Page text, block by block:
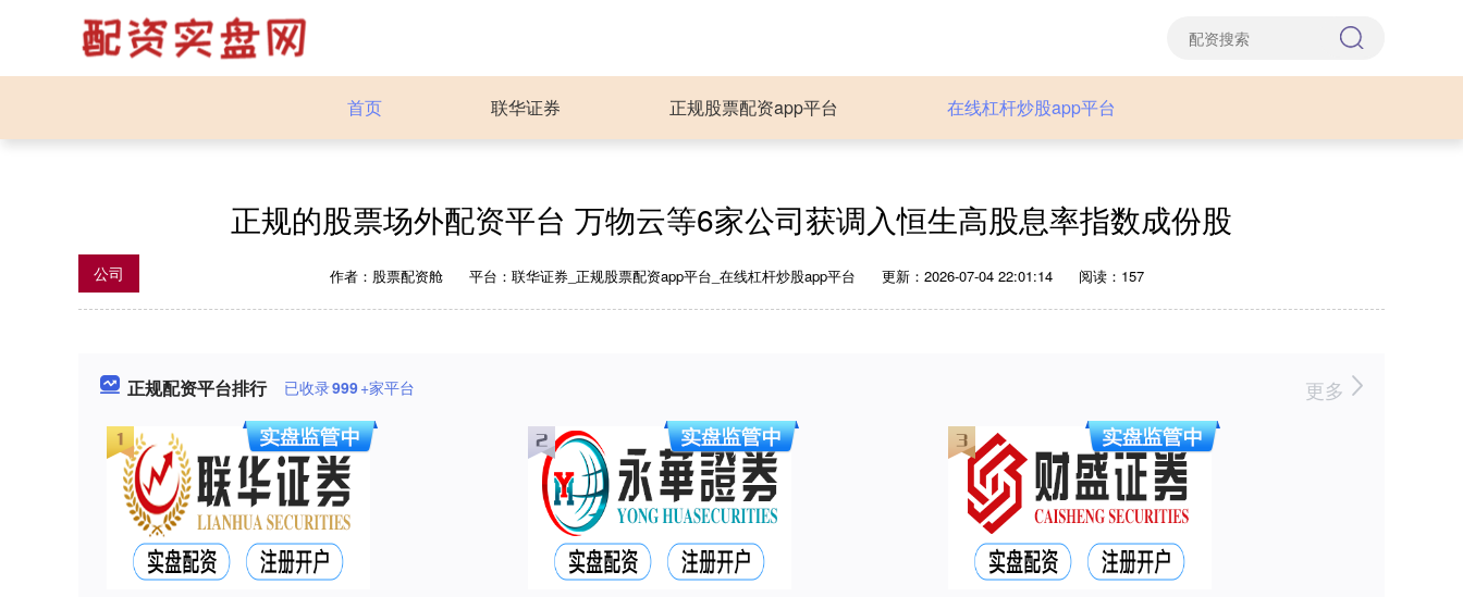
首页 联华证券 正规股票配资app平台 在线杠杆炒股app平台
正规的股票场外配资平台 万物云等6家公司获调入恒生高股息率指数成份股
公司 作者：股票配资舱 平台：联华证券_正规股票配资app平台_在线杠杆炒股app平台 更新：2026-07-04 22:01:14 阅读：157
正规配资平台排行 已收录999+家平台 更多